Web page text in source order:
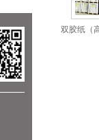
双胶纸（